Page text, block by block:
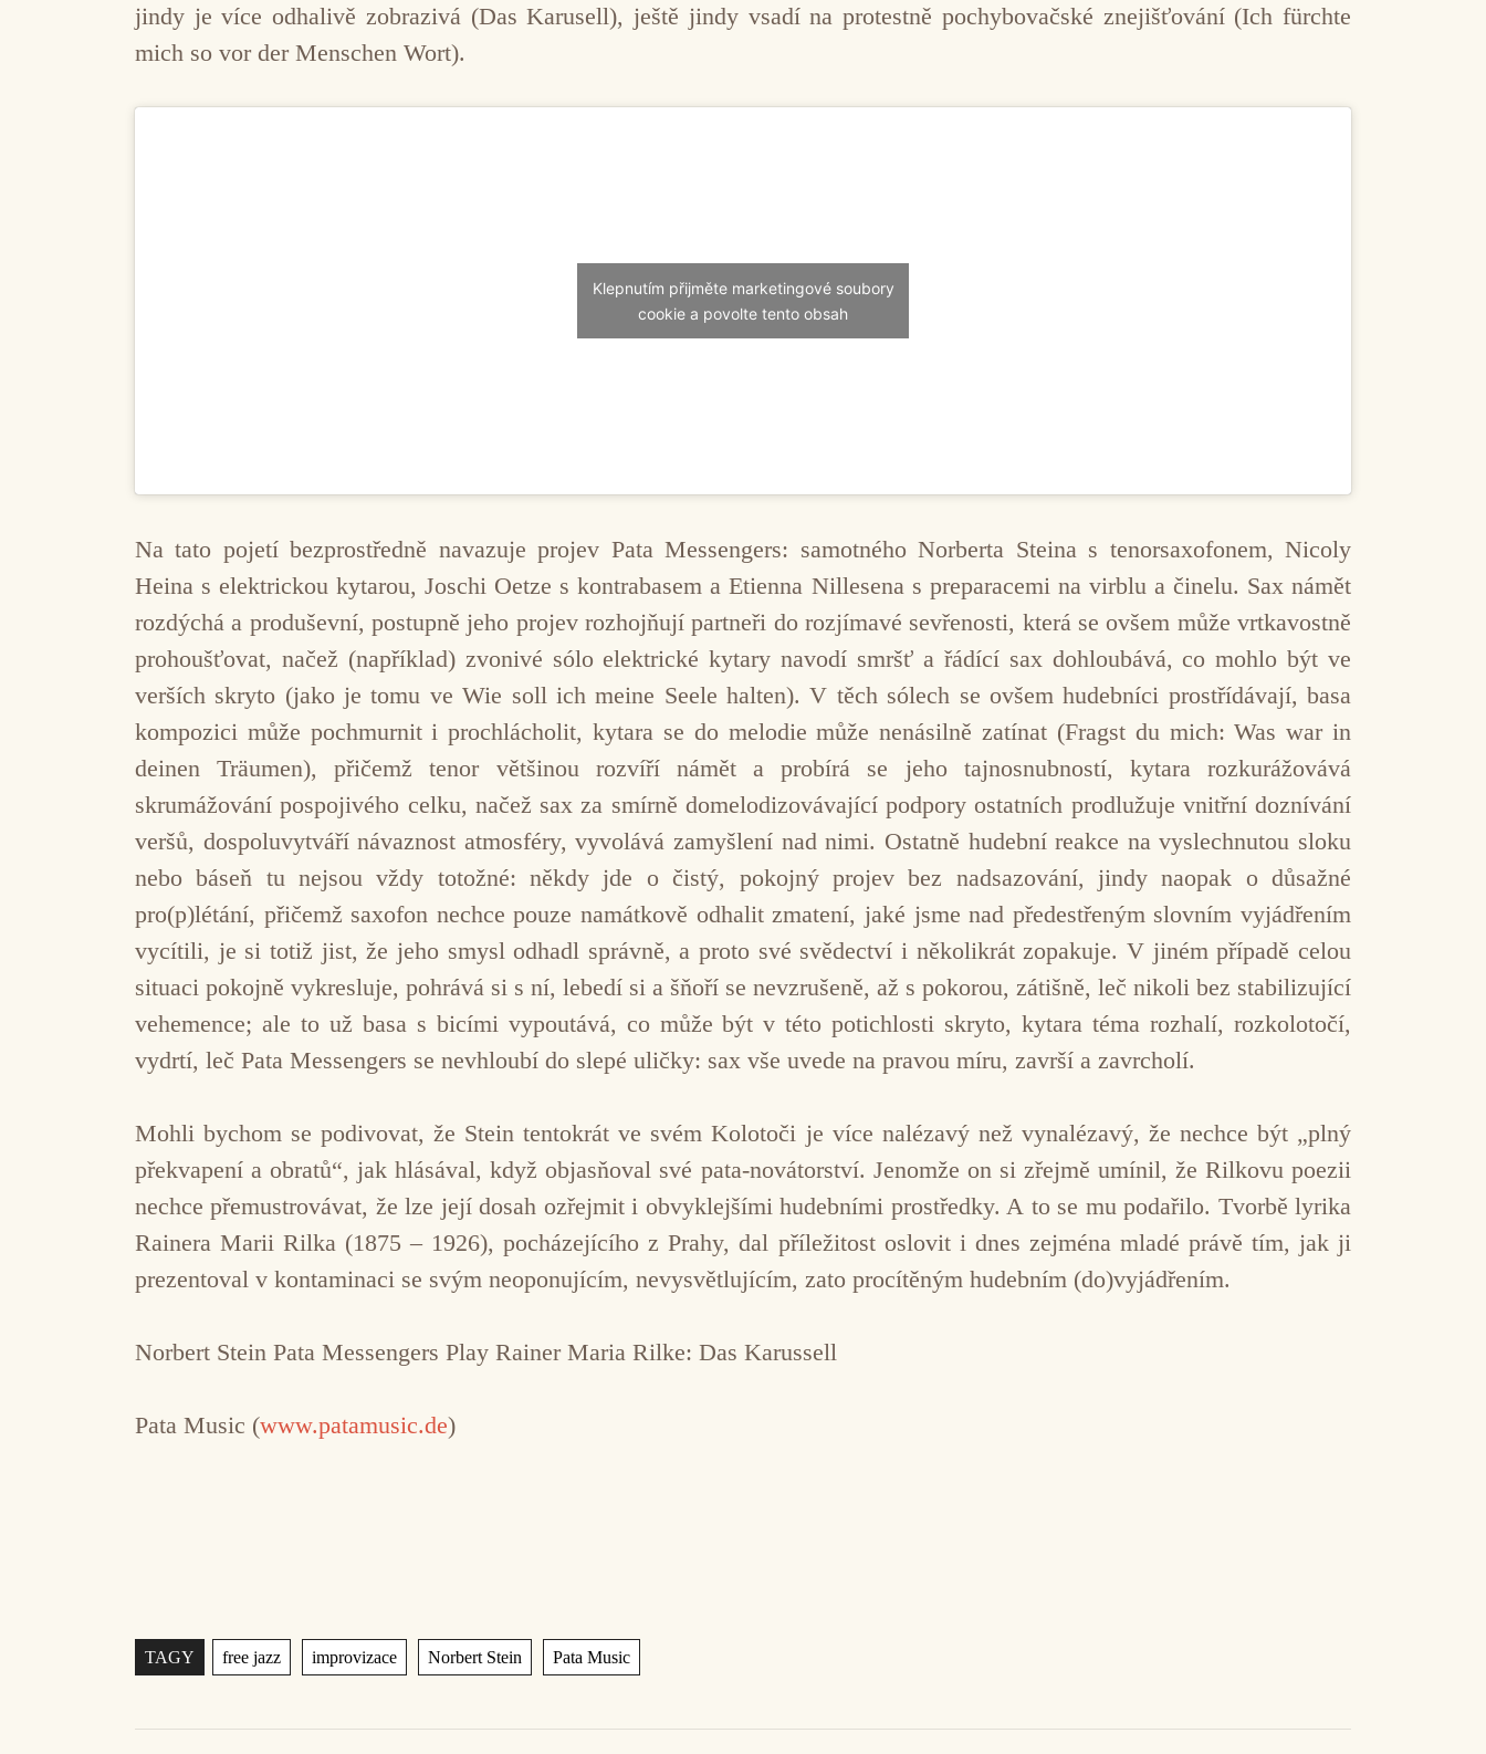
jindy je více odhalivě zobrazivá (Das Karusell), ještě jindy vsadí na protestně pochybovačské znejišťování (Ich fürchte
mich so vor der Menschen Wort).
Klepnutím přijměte marketingové soubory
cookie a povolte tento obsah
Na tato pojetí bezprostředně navazuje projev Pata Messengers: samotného Norberta Steina s tenorsaxofonem, Nicoly
Heina s elektrickou kytarou, Joschi Oetze s kontrabasem a Etienna Nillesena s preparacemi na virblu a činelu. Sax námět
rozdýchá a produševní, postupně jeho projev rozhojňují partneři do rozjímavé sevřenosti, která se ovšem může vrtkavostně
prohoušťovat, načež (například) zvonivé sólo elektrické kytary navodí smršť a řádící sax dohloubává, co mohlo být ve
verších skryto (jako je tomu ve Wie soll ich meine Seele halten). V těch sólech se ovšem hudebníci prostřídávají, basa
kompozici může pochmurnit i prochlácholit, kytara se do melodie může nenásilně zatínat (Fragst du mich: Was war in
deinen Träumen), přičemž tenor většinou rozvíří námět a probírá se jeho tajnosnubností, kytara rozkurážovává
skrumážování pospojivého celku, načež sax za smírně domelodizovávající podpory ostatních prodlužuje vnitřní doznívání
veršů, dospoluvytváří návaznost atmosféry, vyvolává zamyšlení nad nimi. Ostatně hudební reakce na vyslechnutou sloku
nebo báseň tu nejsou vždy totožné: někdy jde o čistý, pokojný projev bez nadsazování, jindy naopak o důsažné
pro(p)létání, přičemž saxofon nechce pouze namátkově odhalit zmatení, jaké jsme nad předestřeným slovním vyjádřením
vycítili, je si totiž jist, že jeho smysl odhadl správně, a proto své svědectví i několikrát zopakuje. V jiném případě celou
situaci pokojně vykresluje, pohrává si s ní, lebedí si a šňoří se nevzrušeně, až s pokorou, zátišně, leč nikoli bez stabilizující
vehemence; ale to už basa s bicími vypoutává, co může být v této potichlosti skryto, kytara téma rozhalí, rozkolotočí,
vydrtí, leč Pata Messengers se nevhloubí do slepé uličky: sax vše uvede na pravou míru, završí a zavrcholí.
Mohli bychom se podivovat, že Stein tentokrát ve svém Kolotoči je více nalézavý než vynalézavý, že nechce být „plný
překvapení a obratů“, jak hlásával, když objasňoval své pata-novátorství. Jenomže on si zřejmě umínil, že Rilkovu poezii
nechce přemustrovávat, že lze její dosah ozřejmit i obvyklejšími hudebními prostředky. A to se mu podařilo. Tvorbě lyrika
Rainera Marii Rilka (1875 – 1926), pocházejícího z Prahy, dal příležitost oslovit i dnes zejména mladé právě tím, jak ji
prezentoval v kontaminaci se svým neoponujícím, nevysvětlujícím, zato procítěným hudebním (do)vyjádřením.
Norbert Stein Pata Messengers Play Rainer Maria Rilke: Das Karussell
Pata Music (www.patamusic.de)
TAGY
Štítky
free jazz improvizace Norbert Stein Pata Music